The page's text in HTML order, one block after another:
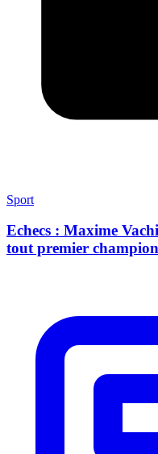
Sport
Echecs : Maxime
tout premier